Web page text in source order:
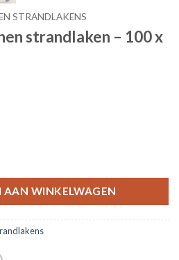
STRANDLAKENS
strandlaken – 100 x
AAN WINKELWAGEN